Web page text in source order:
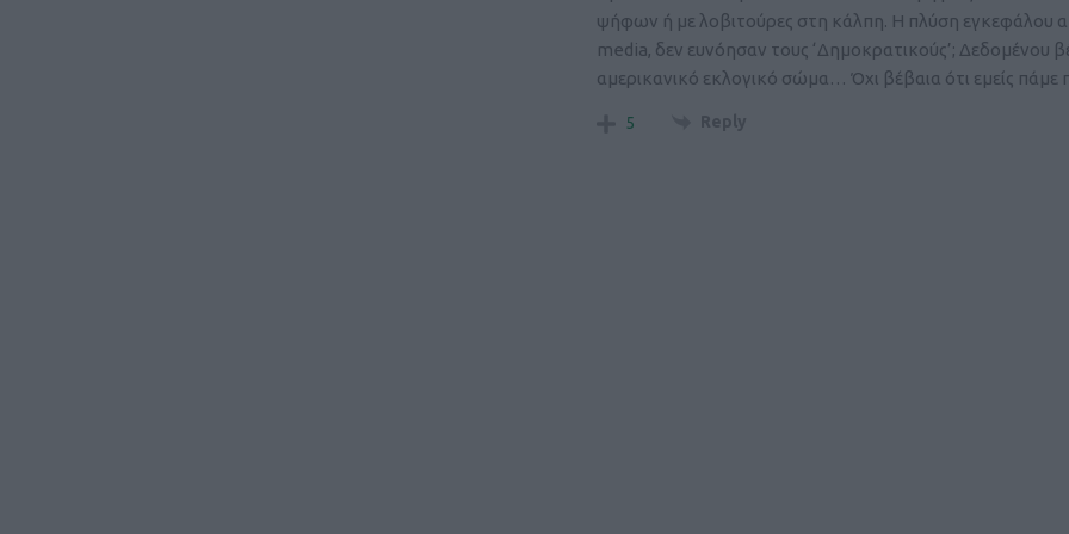
ψήφων ή με λοβιτούρες στη κάλπη. Η πλύση εγκεφάλου
media, δεν ευνόησαν τους ‘Δημοκρατικούς’; Δεδομένου
αμερικανικό εκλογικό σώμα… Όχι βέβαια ότι εμείς
5 Reply